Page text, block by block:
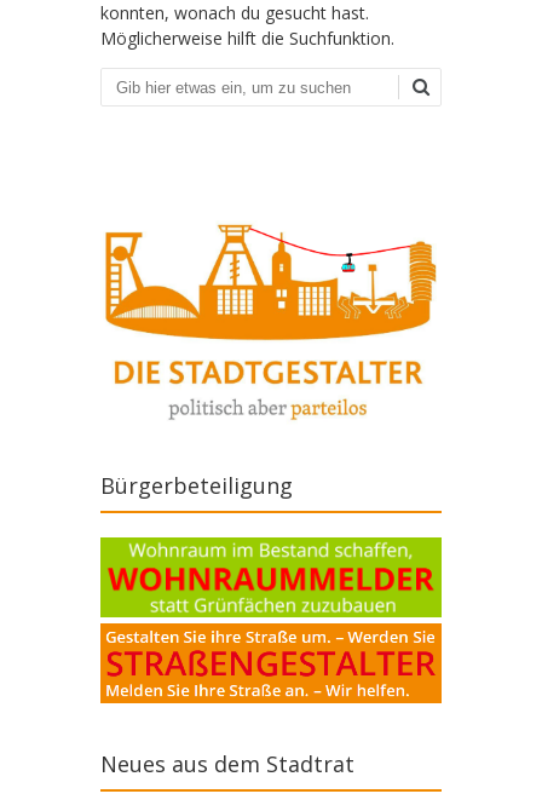
konnten, wonach du gesucht hast.
Möglicherweise hilft die Suchfunktion.
Suchen
Bürgerbeteiligung
Neues aus dem Stadtrat